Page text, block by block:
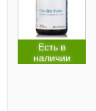
Есть в
наличии